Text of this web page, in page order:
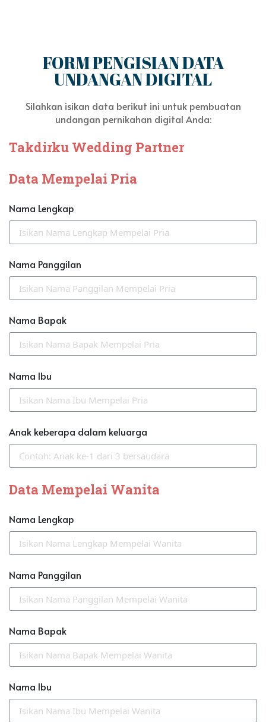
FORM PENGISIAN DATA
UNDANGAN DIGITAL
Silahkan isikan data berikut ini untuk pembuatan
undangan pernikahan digital Anda:
Takdirku Wedding Partner
Data Mempelai Pria
Nama Lengkap
Nama Panggilan
Nama Bapak
Nama Ibu
Anak keberapa dalam keluarga
Data Mempelai Wanita
Nama Lengkap
Nama Panggilan
Nama Bapak
Nama Ibu